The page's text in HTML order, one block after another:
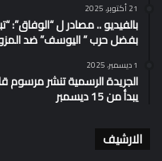
21 أكتوبر، 2025
بالفيديو .. مصادر ل “الوفاق”:
بفضل حرب ” اليوسف” ضد
1 ديسمبر، 2025
الجريدة الرسمية تنشر مرسوم
يبدأ من 15 ديسمبر
الارشيف